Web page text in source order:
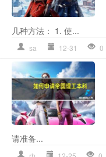
几种方法： 1. 使...
sa 12-31 0
请准备...